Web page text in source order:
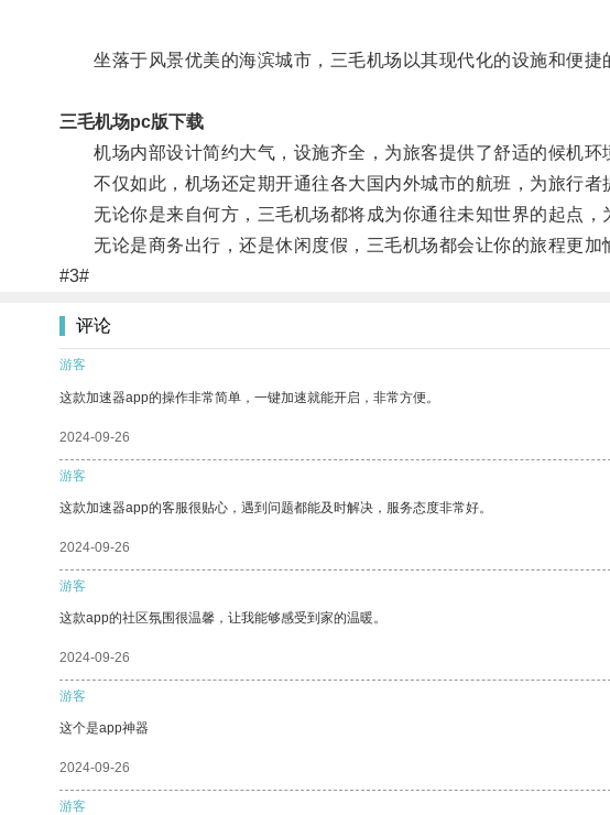
坐落于风景优美的海滨城市，三毛机场以其现代化的设施和便捷
三毛机场pc版下载
机场内部设计简约大气，设施齐全，为旅客提供了舒适的候机环
不仅如此，机场还定期开通往各大国内外城市的航班，为旅行者
无论你是来自何方，三毛机场都将成为你通往未知世界的起点，
无论是商务出行，还是休闲度假，三毛机场都会让你的旅程更加
#3#
评论
游客
这款加速器app的操作非常简单，一键加速就能开启，非常方便。
2024-09-26
游客
这款加速器app的客服很贴心，遇到问题都能及时解决，服务态度非常好。
2024-09-26
游客
这款app的社区氛围很温馨，让我能够感受到家的温暖。
2024-09-26
游客
这个是app神器
2024-09-26
游客